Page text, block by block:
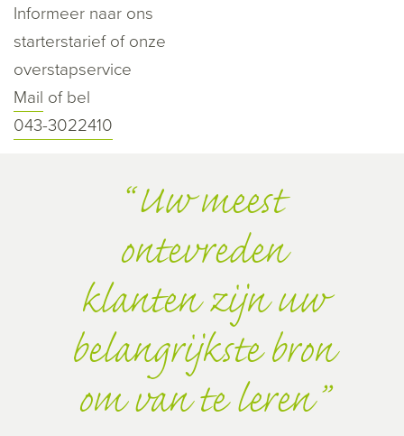
Informeer naar ons
starterstarief of onze
overstapservice
Mail of bel
043-3022410
Uw meest
ontevreden
klanten zijn uw
belangrijkste bron
om van te leren